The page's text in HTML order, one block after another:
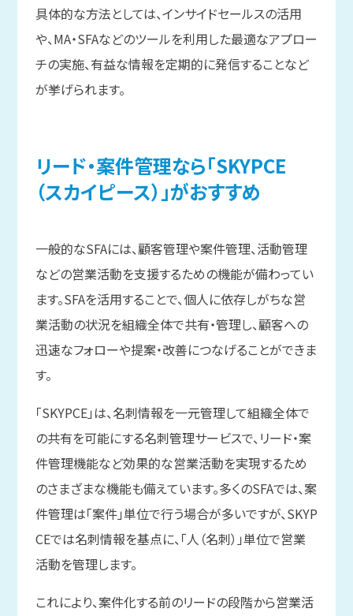
具体的な方法としては、インサイドセールスの活用
や、MA・SFAなどのツールを利用した最適なアプロー
チの実施、有益な情報を定期的に発信することなど
が挙げられます。
リード・案件管理なら「SKYPCE
（スカイピース）」がおすすめ
一般的なSFAには、顧客管理や案件管理、活動管理
などの営業活動を支援するための機能が備わってい
ます。SFAを活用することで、個人に依存しがちな営
業活動の状況を組織全体で共有・管理し、顧客への
迅速なフォローや提案・改善につなげることができま
す。
「SKYPCE」は、名刺情報を一元管理して組織全体で
の共有を可能にする名刺管理サービスで、リード・案
件管理機能など効果的な営業活動を実現するため
のさまざまな機能も備えています。多くのSFAでは、案
件管理は「案件」単位で行う場合が多いですが、SKYP
CEでは名刺情報を基点に、「人（名刺）」単位で営業
活動を管理します。
これにより、案件化する前のリードの段階から営業活